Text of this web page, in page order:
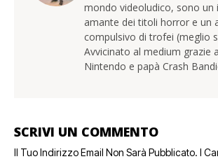
mondo videoludico, sono un
amante dei titoli horror e un
compulsivo di trofei (meglio
Avvicinato al medium grazie
Nintendo e papà Crash
SCRIVI UN COMMENTO
Il Tuo Indirizzo Email Non Sarà Pubblicato. I